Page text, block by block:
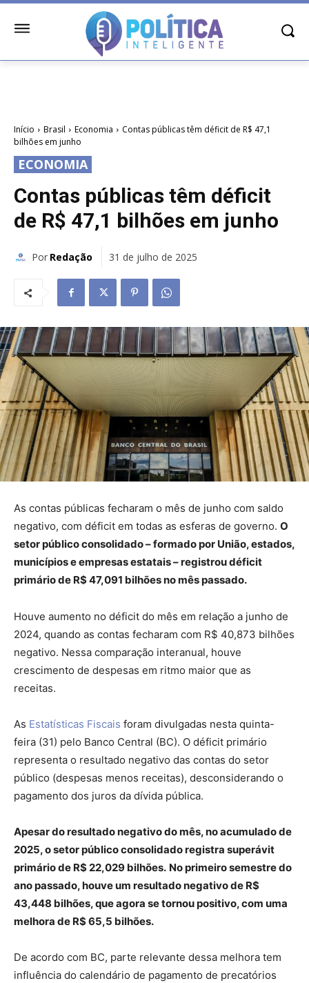
Início Brasil Economia
Contas públicas têm déficit de R$ 47,1
bilhões em junho
ECONOMIA
Contas públicas têm déficit
de R$ 47,1 bilhões em junho
Por Redação 31 de julho de 2025
As contas públicas fecharam o mês de junho com saldo
negativo, com déficit em todas as esferas de governo. O
setor público consolidado – formado por União, estados,
municípios e empresas estatais – registrou déficit
primário de R$ 47,091 bilhões no mês passado.
Houve aumento no déficit do mês em relação a junho de
2024, quando as contas fecharam com R$ 40,873 bilhões
negativo. Nessa comparação interanual, houve
crescimento de despesas em ritmo maior que as
receitas.
As Estatísticas Fiscais foram divulgadas nesta quinta-
feira (31) pelo Banco Central (BC). O déficit primário
representa o resultado negativo das contas do setor
público (despesas menos receitas), desconsiderando o
pagamento dos juros da dívida pública.
Apesar do resultado negativo do mês, no acumulado de
2025, o setor público consolidado registra superávit
primário de R$ 22,029 bilhões. No primeiro semestre do
ano passado, houve um resultado negativo de R$
43,448 bilhões, que agora se tornou positivo, com uma
melhora de R$ 65,5 bilhões.
De acordo com BC, parte relevante dessa melhora tem
influência do calendário de pagamento de precatórios